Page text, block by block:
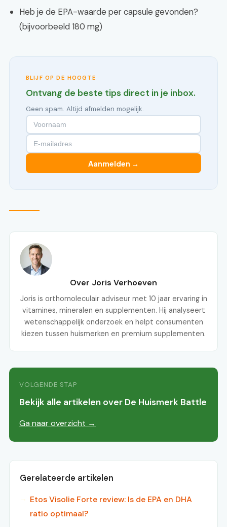
Heb je de EPA-waarde per capsule gevonden?
(bijvoorbeeld 180 mg)
BLIJF OP DE HOOGTE
Ontvang de beste tips direct in je inbox.
Geen spam. Altijd afmelden mogelijk.
Aanmelden →
Over Joris Verhoeven
Joris is orthomoleculair adviseur met 10 jaar ervaring in
vitamines, mineralen en supplementen. Hij analyseert
wetenschappelijk onderzoek en helpt consumenten
kiezen tussen huismerken en premium supplementen.
VOLGENDE STAP
Bekijk alle artikelen over De Huismerk Battle
Ga naar overzicht →
Gerelateerde artikelen
Etos Visolie Forte review: Is de EPA en DHA
ratio optimaal?